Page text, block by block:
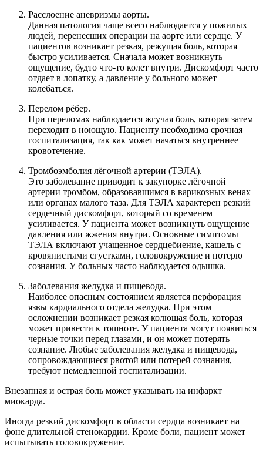
Расслоение аневризмы аорты.
Данная патология чаще всего наблюдается у пожилых
людей, перенесших операции на аорте или сердце. У
пациентов возникает резкая, режущая боль, которая
быстро усиливается. Сначала может возникнуть
ощущение, будто что-то колет внутри. Дискомфорт часто
отдает в лопатку, а давление у больного может
колебаться.
Перелом рёбер.
При переломах наблюдается жгучая боль, которая затем
переходит в ноющую. Пациенту необходима срочная
госпитализация, так как может начаться внутреннее
кровотечение.
Тромбоэмболия лёгочной артерии (ТЭЛА).
Это заболевание приводит к закупорке лёгочной
артерии тромбом, образовавшимся в варикозных венах
или органах малого таза. Для ТЭЛА характерен резкий
сердечный дискомфорт, который со временем
усиливается. У пациента может возникнуть ощущение
давления или жжения внутри. Основные симптомы
ТЭЛА включают учащенное сердцебиение, кашель с
кровянистыми сгустками, головокружение и потерю
сознания. У больных часто наблюдается одышка.
Заболевания желудка и пищевода.
Наиболее опасным состоянием является перфорация
язвы кардиального отдела желудка. При этом
осложнении возникает резкая колющая боль, которая
может привести к тошноте. У пациента могут появиться
черные точки перед глазами, и он может потерять
сознание. Любые заболевания желудка и пищевода,
сопровождающиеся рвотой или потерей сознания,
требуют немедленной госпитализации.
Внезапная и острая боль может указывать на инфаркт
миокарда.
Иногда резкий дискомфорт в области сердца возникает на
фоне длительной стенокардии. Кроме боли, пациент может
испытывать головокружение.